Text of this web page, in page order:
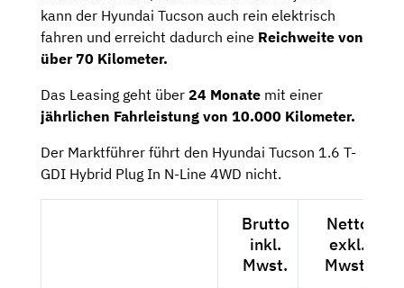
kann der Hyundai Tucson auch rein elektrisch
fahren und erreicht dadurch eine Reichweite von
über 70 Kilometer.
Das Leasing geht über 24 Monate mit einer
jährlichen Fahrleistung von 10.000 Kilometer.
Der Marktführer führt den Hyundai Tucson 1.6 T-
GDI Hybrid Plug In N-Line 4WD nicht.
Brutto
inkl.
Mwst.
Netto
exkl.
Mwst.